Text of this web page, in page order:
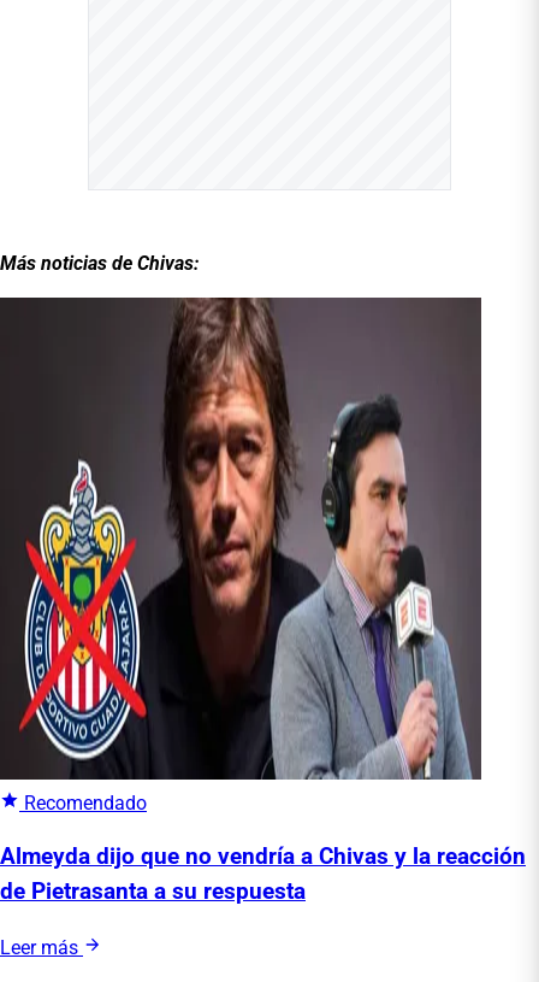
Más noticias de Chivas:
Recomendado
Almeyda dijo que no vendría a Chivas y la reacción
de Pietrasanta a su respuesta
Leer más